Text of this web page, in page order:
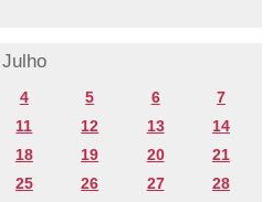
Julho
4 5 6
7
11 12 13
14
18 19 20
21
25 26 27
28